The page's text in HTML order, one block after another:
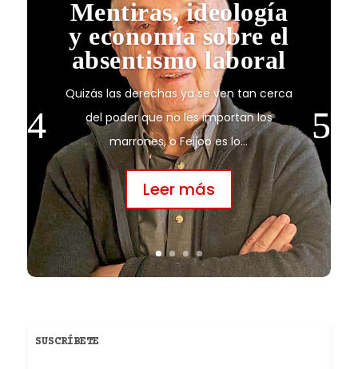
Mentiras, ideología
y economía sobre el
absentismo laboral
Quizás las derechas ya se ven tan cerca
del poder que no les importan los
marrones, o Feijoo es lo...
Leer más
SUSCRÍBETE